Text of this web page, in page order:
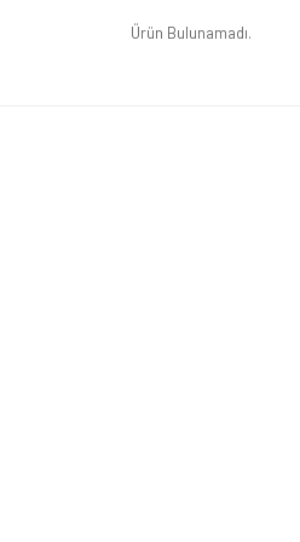
Ürün Bulunamadı.